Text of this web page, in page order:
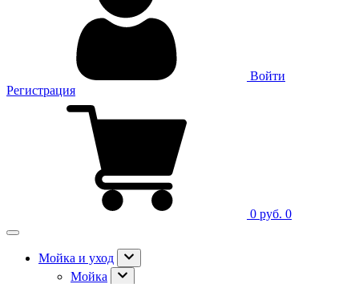
Войти
Регистрация
0 руб. 0
Мойка и уход
Мойка